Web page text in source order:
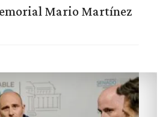
Mario Martínez